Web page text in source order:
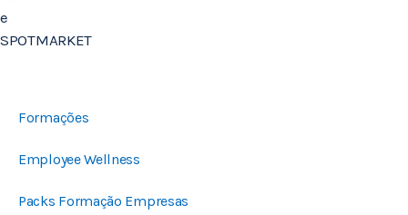
e
SPOTMARKET
Formações
Employee Wellness
Packs Formação Empresas